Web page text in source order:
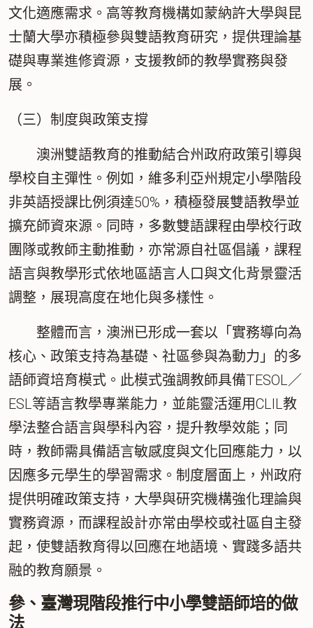
文化適應需求。高等教育機構如蒙納許大學與昆
士蘭大學亦積極參與雙語教育研究，提供理論基
礎與專業進修資源，支援教師的教學實務與發
展。
（三）制度與政策支撐
澳洲雙語教育的推動結合州政府政策引導與
學校自主彈性。例如，維多利亞州規定小學階段
非英語授課比例須達50%，積極發展雙語教學並
擴充師資來源。同時，多數雙語課程由學校行政
團隊或教師主動推動，亦常源自社區倡議，課程
語言與教學形式依地區語言人口與文化背景靈活
調整，展現高度在地化與多樣性。
整體而言，澳洲已形成一套以「 實務導向為
核心、政策支持為基礎、社區參與為動力 」的多
語師資培育模式。此模式強調教師具備TESOL／
ESL等語言教學專業能力，並能靈活運用CLIL教
學法整合語言與學科內容，提升教學效能；同
時，教師需具備語言敏感度與文化回應能力，以
因應多元學生的學習需求。制度層面上，州政府
提供明確政策支持，大學與研究機構強化理論與
實務資源，而課程設計亦常由學校或社區自主發
起，使雙語教育得以回應在地語境、實踐多語共
融的教育願景。
參、臺灣現階段推行中小學雙語師培的做
法